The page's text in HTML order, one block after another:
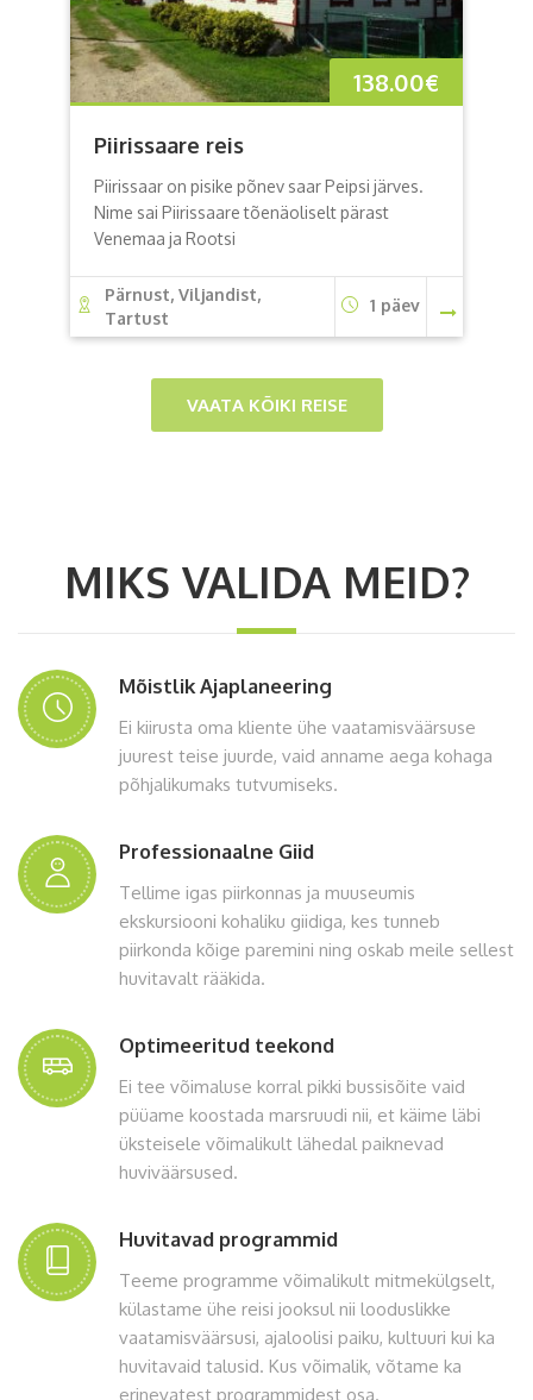
138.00€
Piirissaare reis
Piirissaar on pisike põnev saar Peipsi järves.
Nime sai Piirissaare tõenäoliselt pärast
Venemaa ja Rootsi
Pärnust, Viljandist,
Tartust
1 päev
VAATA KÕIKI REISE
MIKS VALIDA MEID?
Mõistlik Ajaplaneering
Ei kiirusta oma kliente ühe vaatamisväärsuse
juurest teise juurde, vaid anname aega kohaga
põhjalikumaks tutvumiseks.
Professionaalne Giid
Tellime igas piirkonnas ja muuseumis
ekskursiooni kohaliku giidiga, kes tunneb
piirkonda kõige paremini ning oskab meile sellest
huvitavalt rääkida.
Optimeeritud teekond
Ei tee võimaluse korral pikki bussisõite vaid
püüame koostada marsruudi nii, et käime läbi
üksteisele võimalikult lähedal paiknevad
huviväärsused.
Huvitavad programmid
Teeme programme võimalikult mitmekülgselt,
külastame ühe reisi jooksul nii looduslikke
vaatamisväärsusi, ajaloolisi paiku, kultuuri kui ka
huvitavaid talusid. Kus võimalik, võtame ka
erinevatest programmidest osa.